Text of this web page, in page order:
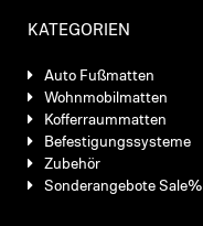
KATEGORIEN
Auto Fußmatten
Wohnmobilmatten
Kofferraummatten
Befestigungssysteme
Zubehör
Sonderangebote Sale%